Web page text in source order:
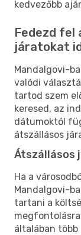
kedvezőbb
Fedezd fel
járatokat
Mandalgovi-
valódi
tartod szem
keresed, az
dátumoktól
átszállásos
Átszállásos
Ha a
Mandalgovi-
tartani a
általában több